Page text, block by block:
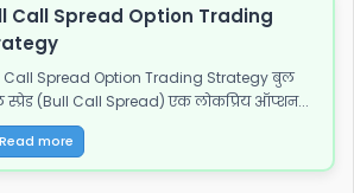
Call Spread Option Trading
Call Spread Option Trading Strategy बुल
स्प्रेड (Bull Call Spread) एक लोकप्रिय ऑप्शन...
Read more